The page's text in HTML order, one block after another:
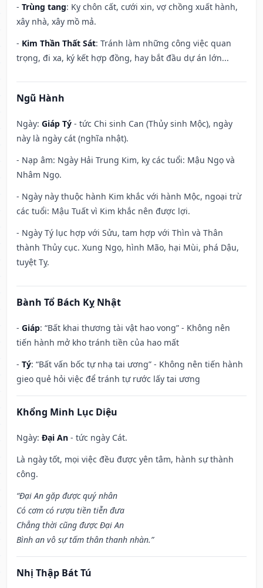
- Trùng tang: Kỵ chôn cất, cưới xin, vợ chồng xuất hành,
xây nhà, xây mồ mả.
- Kim Thần Thất Sát: Tránh làm những công việc quan
trọng, đi xa, ký kết hợp đồng, hay bắt đầu dự án lớn...
Ngũ Hành
Ngày: Giáp Tý - tức Chi sinh Can (Thủy sinh Mộc), ngày
này là ngày cát (nghĩa nhật).
- Nạp âm: Ngày Hải Trung Kim, kỵ các tuổi: Mậu Ngọ và
Nhâm Ngọ.
- Ngày này thuộc hành Kim khắc với hành Mộc, ngoại trừ
các tuổi: Mậu Tuất vì Kim khắc nên được lợi.
- Ngày Tý lục hợp với Sửu, tam hợp với Thìn và Thân
thành Thủy cục. Xung Ngọ, hình Mão, hại Mùi, phá Dậu,
tuyệt Tỵ.
Bành Tổ Bách Kỵ Nhật
- Giáp: “Bất khai thương tài vật hao vong” - Không nên
tiến hành mở kho tránh tiền của hao mất
- Tý: “Bất vấn bốc tự nhạ tai ương” - Không nên tiến hành
gieo quẻ hỏi việc để tránh tự rước lấy tai ương
Khổng Minh Lục Diệu
Ngày: Đại An - tức ngày Cát.
Là ngày tốt, mọi việc đều được yên tâm, hành sự thành
công.
“Đại An gặp được quý nhân
Có cơm có rượu tiền tiễn đưa
Chẳng thời cũng được Đại An
Bình an vô sự tấm thân thanh nhàn.”
Nhị Thập Bát Tú